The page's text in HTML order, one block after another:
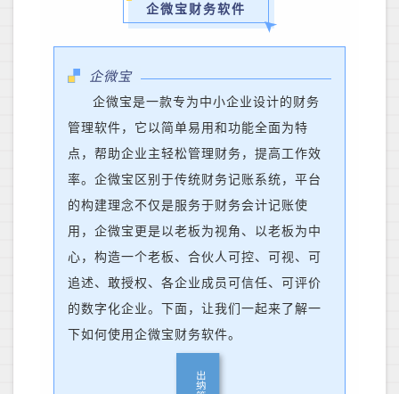
企微宝财务软件
企微宝
企微宝是一款专为中小企业设计的财务
管理软件，它以简单易用和功能全面为特
点，帮助企业主轻松管理财务，提高工作效
率。 企微宝区别于传统财务记账系统，平台
的构建理念不仅是服务于财务会计记账使
用，企微宝更是以老板为视角、以老板为中
心，构造一个老板、合伙人可控、可视、可
追述、敢授权、各企业成员可信任、可评价
的数字化企业。
下面，让我们一起来了解一
下如何使用企微宝财务软件。